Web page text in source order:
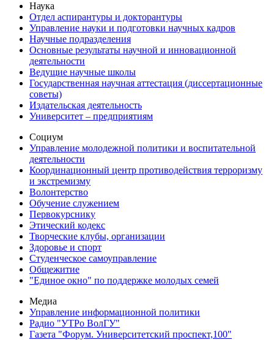
Наука
Отдел аспирантуры и докторантуры
Управление науки и подготовки научных кадров
Научные подразделения
Основные результаты научной и инновационной
деятельности
Ведущие научные школы
Государственная научная аттестация (диссертационные
советы)
Издательская деятельность
Университет – предприятиям
Социум
Управление молодежной политики и воспитательной
деятельности
Координационный центр противодействия терроризму
и экстремизму
Волонтерство
Обучение служением
Первокурснику
Этический кодекс
Творческие клубы, организации
Здоровье и спорт
Студенческое самоуправление
Общежитие
"Единое окно" по поддержке молодых семей
Медиа
Управление информационной политики
Радио "УТРо ВолГУ"
Газета "Форум. Университетский проспект,100"